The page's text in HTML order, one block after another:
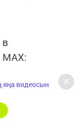
в
MАХ:
видеосын